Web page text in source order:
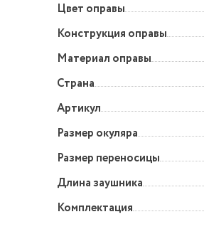
Цвет оправы
Конструкция оправы
Материал оправы
Страна
Артикул
Размер окуляра
Размер переносицы
Длина заушника
Комплектация